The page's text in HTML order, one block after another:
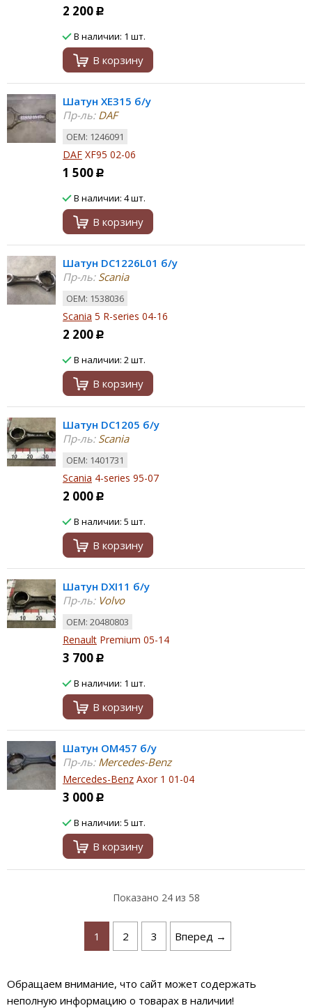
2 200 Р
В наличии: 1 шт.
В корзину
Шатун XE315 б/у
Пр-ль:DAF
ОЕМ: 1246091
DAF XF95 02-06
1 500 Р
В наличии: 4 шт.
В корзину
Шатун DC1226L01 б/у
Пр-ль:Scania
ОЕМ: 1538036
Scania 5 R-series 04-16
2 200 Р
В наличии: 2 шт.
В корзину
Шатун DC1205 б/у
Пр-ль:Scania
ОЕМ: 1401731
Scania 4-series 95-07
2 000 Р
В наличии: 5 шт.
В корзину
Шатун DXI11 б/у
Пр-ль:Volvo
ОЕМ: 20480803
Renault Premium 05-14
3 700 Р
В наличии: 1 шт.
В корзину
Шатун OM457 б/у
Пр-ль:Mercedes-Benz
Mercedes-Benz Axor 1 01-04
3 000 Р
В наличии: 5 шт.
В корзину
Показано 24из 58
1 2 3 Вперед →
Обращаем внимание, что сайт может содержать
неполную информацию о товарах в наличии!